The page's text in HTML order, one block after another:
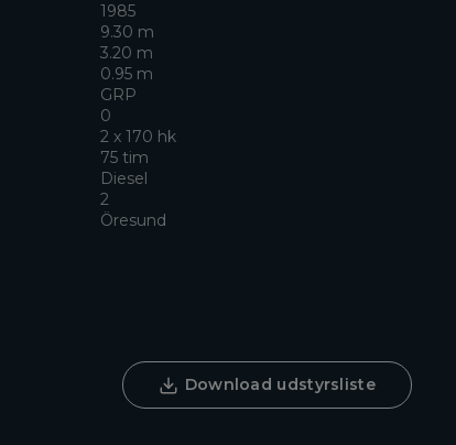
1985
9.30 m
3.20 m
0.95 m
GRP
0
2 x 170 hk
75 tim
Diesel
2
Öresund
Download udstyrsliste